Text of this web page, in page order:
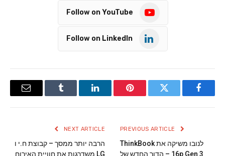
Follow on YouTube
Follow on LinkedIn
Facebook
Twitter
Pinterest
LinkedIn
Tumblr
Email
לנובו משיקה את ThinkBook
16p Gen 3 – הדור החדש של
NEXT ARTICLE
הרבה יותר ממסך – קבוצת ח.י ו
LG משדרגות את חוויית האירוח